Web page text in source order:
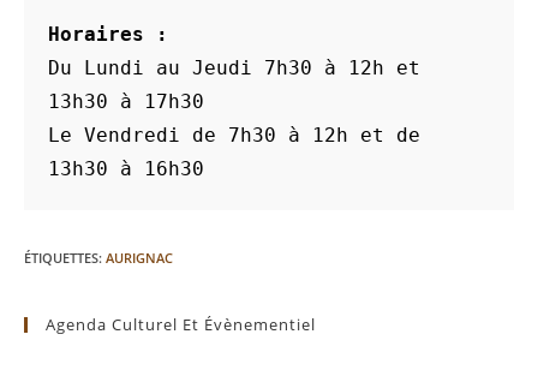
Horaires :
Du Lundi au Jeudi 7h30 à 12h et
13h30 à 17h30
Le Vendredi de 7h30 à 12h et de
13h30 à 16h30
ÉTIQUETTES: AURIGNAC
Agenda Culturel Et Évènementiel